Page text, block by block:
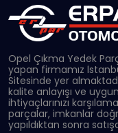
Opel Çıkma Yedek
yapan firmamız
Sitesinde yer
kalite anlayışı ve
ihtiyaçlarınızı
parçalar, imkanlar
yapıldıktan sonra